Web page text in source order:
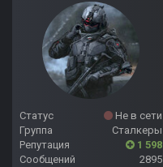
Статус
Не в сети
Группа
Сталкеры
Репутация
1 598
Сообщений
2895